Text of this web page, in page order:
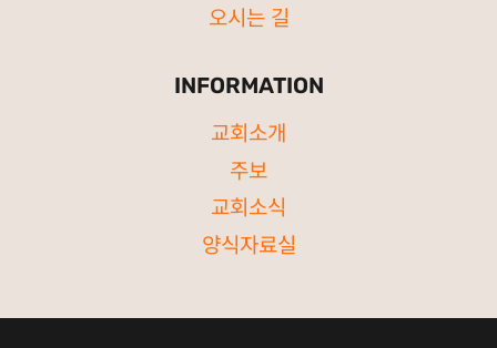
오시는 길
INFORMATION
교회소개
주보
교회소식
양식자료실